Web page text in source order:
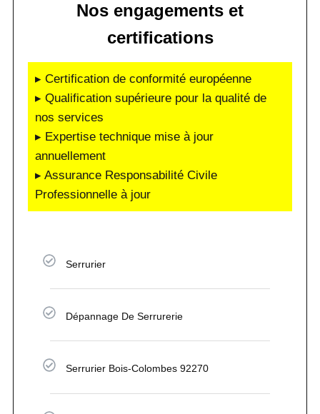
Nos engagements et
certifications
▸ Certification de conformité européenne
▸ Qualification supérieure pour la qualité de
nos services
▸ Expertise technique mise à jour
annuellement
▸ Assurance Responsabilité Civile
Professionnelle à jour
Serrurier
Dépannage De Serrurerie
Serrurier Bois-Colombes 92270